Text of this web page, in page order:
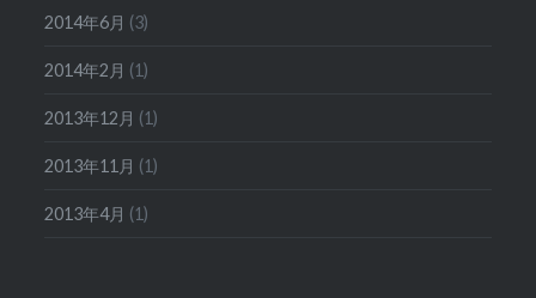
2014年6月 (3)
2014年2月 (1)
2013年12月 (1)
2013年11月 (1)
2013年4月 (1)